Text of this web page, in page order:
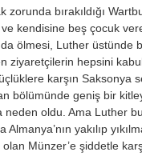
zorunda bırakıl­dığı
kendisine beş çocuk
ölmesi, Luther
ziyaretçilerin hepsini
karşın
bölümünde geniş bir
ne­den oldu. Ama Luther
Alman­ya’nın yakılıp
Münzer’e şiddetle karşı